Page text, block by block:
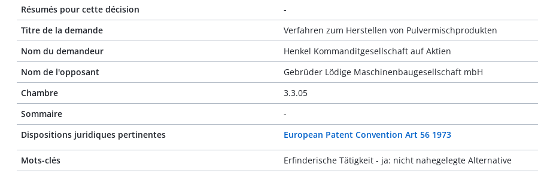
Résumés pour cette décision
-
Titre de la demande
Verfahren zum Herstellen von Pulvermischprodukten
Nom du demandeur
Henkel Kommanditgesellschaft auf Aktien
Nom de l'opposant
Gebrüder Lödige Maschinenbaugesellschaft mbH
Chambre
3.3.05
Sommaire
-
Dispositions juridiques pertinentes
European Patent Convention Art 56 1973
Mots-clés
Erfinderische Tätigkeit - ja: nicht nahegelegte Alternative